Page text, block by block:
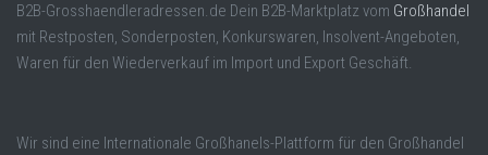
B2B-Grosshaendleradressen.de Dein B2B-Marktplatz vom Großhandel
mit Restposten, Sonderposten, Konkurswaren, Insolvent-Angeboten,
Waren für den Wiederverkauf im Import und Export Geschäft.
Wir sind eine Internationale Großhanels-Plattform für den Großhandel